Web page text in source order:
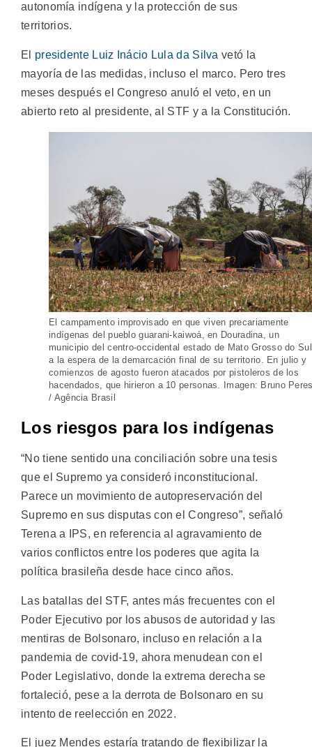
autonomía indígena y la protección de sus
territorios.
El presidente Luiz Inácio Lula da Silva vetó la
mayoría de las medidas, incluso el marco. Pero tres
meses después el Congreso anuló el veto, en un
abierto reto al presidente, al STF y a la Constitución.
El campamento improvisado en que viven precariamente
indígenas del pueblo guarani-kaiwoá, en Douradina, un
municipio del centro-occidental estado de Mato Grosso do
a la espera de la demarcación final de su territorio. En julio y
comienzos de agosto fueron atacados por pistoleros de los
hacendados, que hirieron a 10 personas. Imagen: Bruno
/ Agência Brasil
Los riesgos para los indígenas
“No tiene sentido una conciliación sobre una tesis
que el Supremo ya consideró inconstitucional.
Parece un movimiento de autopreservación del
Supremo en sus disputas con el Congreso”, señaló
Terena a IPS, en referencia al agravamiento de
varios conflictos entre los poderes que agita la
política brasileña desde hace cinco años.
Las batallas del STF, antes más frecuentes con el
Poder Ejecutivo por los abusos de autoridad y las
mentiras de Bolsonaro, incluso en relación a la
pandemia de covid-19, ahora menudean con el
Poder Legislativo, donde la extrema derecha se
fortaleció, pese a la derrota de Bolsonaro en su
intento de reelección en 2022.
El juez Mendes estaría tratando de flexibilizar la